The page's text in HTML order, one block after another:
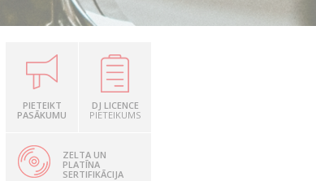
PIETEIKT
PASĀKUMU
DJ LICENCE
PIETEIKUMS
ZELTA UN
PLATĪNA
SERTIFIKĀCIJA